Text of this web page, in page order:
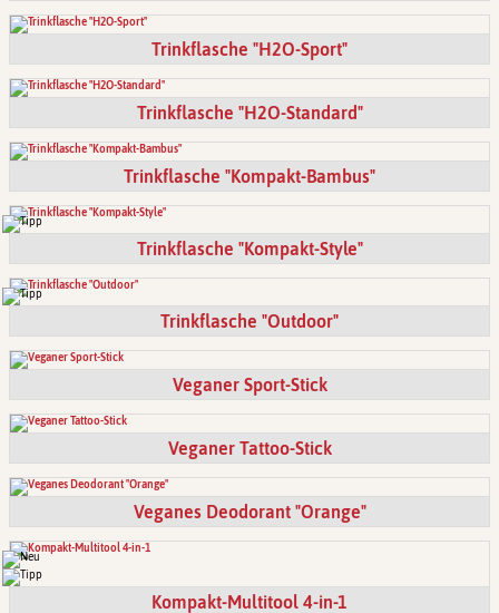
Trinkflasche "H2O-Sport"
Trinkflasche "H2O-Standard"
Trinkflasche "Kompakt-Bambus"
Trinkflasche "Kompakt-Style"
Trinkflasche "Outdoor"
Veganer Sport-Stick
Veganer Tattoo-Stick
Veganes Deodorant "Orange"
Kompakt-Multitool 4-in-1